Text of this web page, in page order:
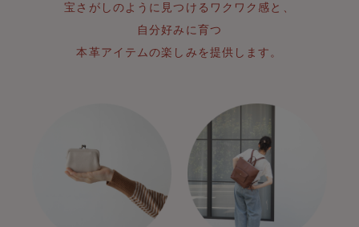
宝さがしのように見つけるワクワク感と、
自分好みに育つ
本革アイテムの楽しみを提供します。